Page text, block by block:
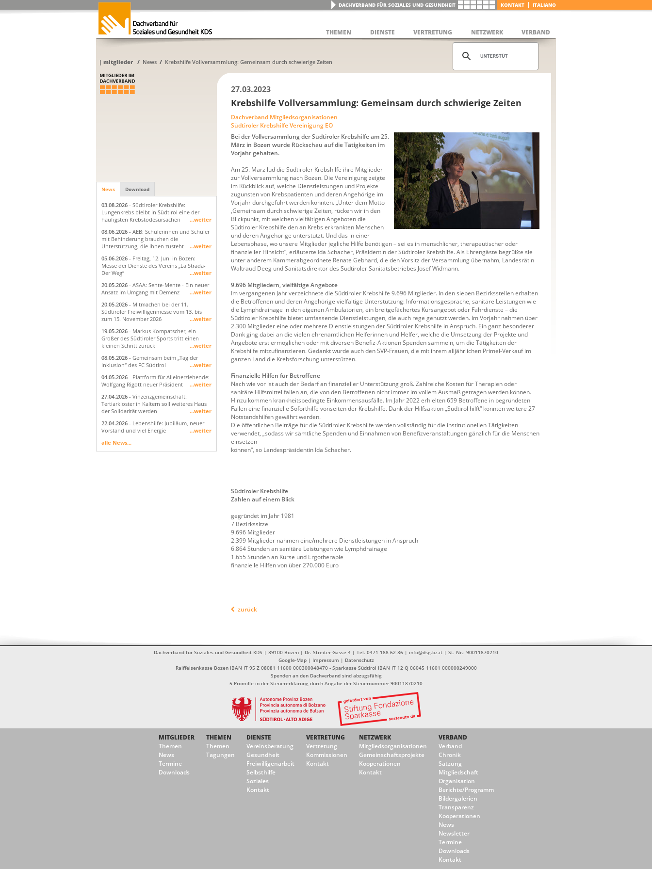
DACHVERBAND FÜR SOZIALES UND GESUNDHEIT KONTAKT ITALIANO
THEMEN DIENSTE VERTRETUNG NETZWERK VERBAND
| mitglieder/ News/ Krebshilfe Vollversammlung: Gemeinsam durch schwierige Zeiten
News Download
03.08.2026 - Südtiroler Krebshilfe:
Lungenkrebs bleibt in Südtirol eine der
häufigsten Krebstodesursachen
...weiter
08.06.2026 - AEB: Schülerinnen und Schüler
mit Behinderung brauchen die
Unterstützung, die ihnen zusteht
...weiter
05.06.2026 - Freitag, 12. Juni in Bozen:
Messe der Dienste des Vereins „La Strada-
Der Weg“
...weiter
20.05.2026 - ASAA: Sente-Mente - Ein neuer
Ansatz im Umgang mit Demenz
...weiter
20.05.2026 - Mitmachen bei der 11.
Südtiroler Freiwilligenmesse vom 13. bis
zum 15. November 2026
...weiter
19.05.2026 - Markus Kompatscher, ein
Großer des Südtiroler Sports tritt einen
kleinen Schritt zurück
...weiter
08.05.2026 - Gemeinsam beim „Tag der
Inklusion“ des FC Südtirol
...weiter
04.05.2026 - Plattform für Alleinerziehende:
Wolfgang Rigott neuer Präsident
...weiter
27.04.2026 - Vinzenzgemeinschaft:
Tertiarkloster in Kaltern soll weiteres Haus
der Solidarität werden
...weiter
22.04.2026 - Lebenshilfe: Jubiläum, neuer
Vorstand und viel Energie
...weiter
alle News...
27.03.2023
Krebshilfe Vollversammlung: Gemeinsam durch schwierige Zeiten
Dachverband Mitgliedsorganisationen
Südtiroler Krebshilfe Vereinigung EO
Bei der Vollversammlung der Südtiroler Krebshilfe am 25.
März in Bozen wurde Rückschau auf die Tätigkeiten im
Vorjahr gehalten.
Am 25. März lud die Südtiroler Krebshilfe ihre Mitglieder
zur Vollversammlung nach Bozen. Die Vereinigung zeigte
im Rückblick auf, welche Dienstleistungen und Projekte
zugunsten von Krebspatienten und deren Angehörige im
Vorjahr durchgeführt werden konnten. „Unter dem Motto
,Gemeinsam durch schwierige Zeiten, rücken wir in den
Blickpunkt, mit welchen vielfältigen Angeboten die
Südtiroler Krebshilfe den an Krebs erkrankten Menschen
und deren Angehörige unterstützt. Und das in einer
Lebensphase, wo unsere Mitglieder jegliche Hilfe benötigen – sei es in menschlicher, therapeutischer oder
finanzieller Hinsicht“, erläuterte Ida Schacher, Präsidentin der Südtiroler Krebshilfe. Als Ehrengäste begrüßte sie
unter anderem Kammerabgeordnete Renate Gebhard, die den Vorsitz der Versammlung übernahm, Landesrätin
Waltraud Deeg und Sanitätsdirektor des Südtiroler Sanitätsbetriebes Josef Widmann.
9.696 Mitgliedern, vielfältige Angebote
Im vergangenen Jahr verzeichnete die Südtiroler Krebshilfe 9.696 Mitglieder. In den sieben Bezirksstellen erhalten
die Betroffenen und deren Angehörige vielfältige Unterstützung: Informationsgespräche, sanitäre Leistungen wie
die Lymphdrainage in den eigenen Ambulatorien, ein breitgefächertes Kursangebot oder Fahrdienste – die
Südtiroler Krebshilfe bietet umfassende Dienstleistungen, die auch rege genutzt werden. Im Vorjahr nahmen über
2.300 Mitglieder eine oder mehrere Dienstleistungen der Südtiroler Krebshilfe in Anspruch. Ein ganz besonderer
Dank ging dabei an die vielen ehrenamtlichen Helferinnen und Helfer, welche die Umsetzung der Projekte und
Angebote erst ermöglichen oder mit diversen Benefiz-Aktionen Spenden sammeln, um die Tätigkeiten der
Krebshilfe mitzufinanzieren. Gedankt wurde auch den SVP-Frauen, die mit ihrem alljährlichen Primel-Verkauf im
ganzen Land die Krebsforschung unterstützen.
Finanzielle Hilfen für Betroffene
Nach wie vor ist auch der Bedarf an finanzieller Unterstützung groß. Zahlreiche Kosten für Therapien oder
sanitäre Hilfsmittel fallen an, die von den Betroffenen nicht immer im vollem Ausmaß getragen werden können.
Hinzu kommen krankheitsbedingte Einkommensausfälle. Im Jahr 2022 erhielten 659 Betroffene in begründeten
Fällen eine finanzielle Soforthilfe vonseiten der Krebshilfe. Dank der Hilfsaktion „Südtirol hilft“ konnten weitere 27
Notstandshilfen gewährt werden.
Die öffentlichen Beiträge für die Südtiroler Krebshilfe werden vollständig für die institutionellen Tätigkeiten
verwendet, „sodass wir sämtliche Spenden und Einnahmen von Benefizveranstaltungen gänzlich für die Menschen
einsetzen
können“, so Landespräsidentin Ida Schacher.
Südtiroler Krebshilfe
Zahlen auf einem Blick
gegründet im Jahr 1981
7 Bezirkssitze
9.696 Mitglieder
2.399 Mitglieder nahmen eine/mehrere Dienstleistungen in Anspruch
6.864 Stunden an sanitäre Leistungen wie Lymphdrainage
1.655 Stunden an Kurse und Ergotherapie
finanzielle Hilfen von über 270.000 Euro
zurück
Dachverband für Soziales und Gesundheit KDS | 39100 Bozen | Dr. Streiter-Gasse 4 | Tel. 0471 188 62 36 | info@dsg.bz.it | St. Nr.: 90011870210
Google-Map | Impressum | Datenschutz
Raiffeisenkasse Bozen IBAN IT 95 Z 08081 11600 000300048470 - Sparkasse Südtirol IBAN IT 12 Q 06045 11601 000000249000
Spenden an den Dachverband sind abzugsfähig
5 Promille in der Steuererklärung durch Angabe der Steuernummer 90011870210
MITGLIEDER
Themen
News
Termine
Downloads
THEMEN
Themen
Tagungen
DIENSTE
Vereinsberatung
Gesundheit
Freiwilligenarbeit
Selbsthilfe
Soziales
Kontakt
VERTRETUNG
Vertretung
Kommissionen
Kontakt
NETZWERK
Mitgliedsorganisationen
Gemeinschaftsprojekte
Kooperationen
Kontakt
VERBAND
Verband
Chronik
Satzung
Mitgliedschaft
Organisation
Berichte/Programm
Bildergalerien
Transparenz
Kooperationen
News
Newsletter
Termine
Downloads
Kontakt